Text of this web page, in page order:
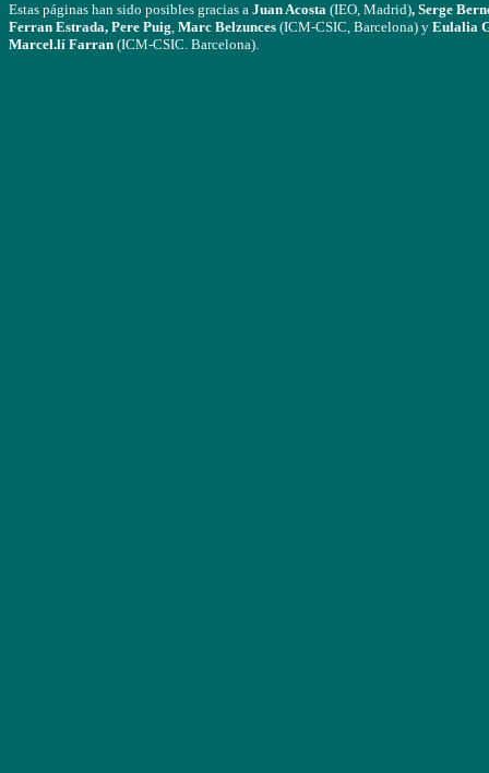
Estas páginas han sido posibles gracias a Juan Acosta (IEO, Madrid), Serge
Ferran Estrada, Pere Puig, Marc Belzunces (ICM-CSIC, Barcelona) y Eulalia
Marcel.lí Farran (ICM-CSIC. Barcelona).